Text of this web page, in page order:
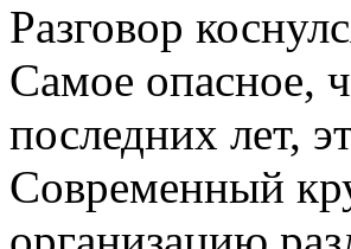
Разговор
Самое опасное,
последних лет,
Современный